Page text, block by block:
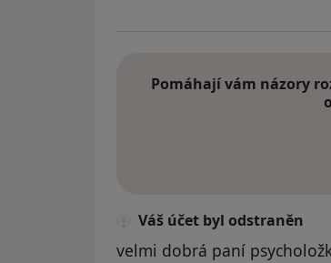
Pomáhají vám názory
Váš účet byl odstraněn
velmi dobrá paní